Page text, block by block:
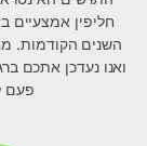
השנים הקודמות.
ואנו נעדכן אתכם
פעם